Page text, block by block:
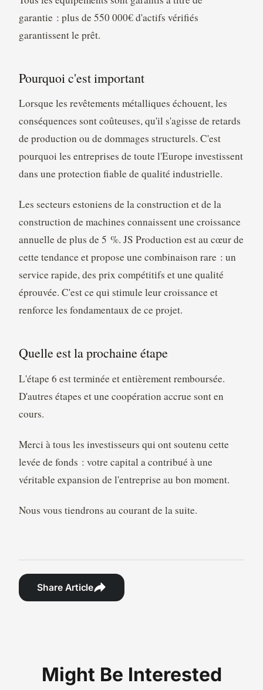
garantie : plus de 550 000€ d'actifs vérifiés
garantissent le prêt.
Pourquoi c'est important
Lorsque les revêtements métalliques échouent, les
conséquences sont coûteuses, qu'il s'agisse de retards
de production ou de dommages structurels. C'est
pourquoi les entreprises de toute l'Europe investissent
dans une protection fiable de qualité industrielle.
Les secteurs estoniens de la construction et de la
construction de machines connaissent une croissance
annuelle de plus de 5 %. JS Production est au cœur de
cette tendance et propose une combinaison rare : un
service rapide, des prix compétitifs et une qualité
éprouvée. C'est ce qui stimule leur croissance et
renforce les fondamentaux de ce projet.
Quelle est la prochaine étape
L'étape 6 est terminée et entièrement remboursée.
D'autres étapes et une coopération accrue sont en
cours.
Merci à tous les investisseurs qui ont soutenu cette
levée de fonds : votre capital a contribué à une
véritable expansion de l'entreprise au bon moment.
Nous vous tiendrons au courant de la suite.
Share Article
Might Be Interested